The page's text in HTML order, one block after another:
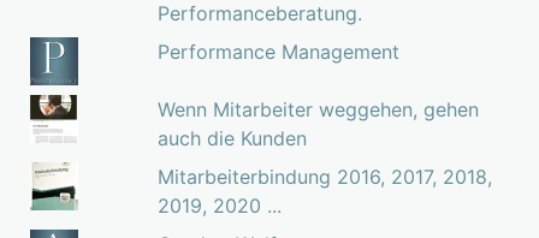
Performanceberatung.
Performance Management
Wenn Mitarbeiter weggehen, gehen
auch die Kunden
Mitarbeiterbindung 2016, 2017, 2018,
2019, 2020 ...